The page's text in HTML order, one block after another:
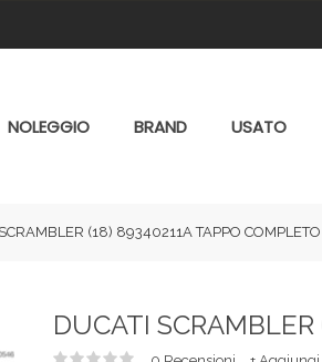
NOLEGGIO BRAND USATO
(18) 89340211A TAPPO COMPLETO
DUCATI